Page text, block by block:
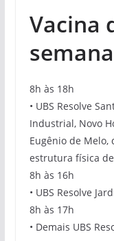
Vacina
semana
8h às 18h
• UBS Resolve
Industrial, Novo
Eugênio de Melo,
estrutura física
8h às 16h
• UBS Resolve
8h às 17h
• Demais UBS